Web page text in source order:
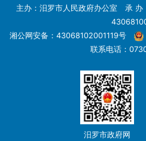
主办：汨罗市人民政府办公室 承 办
湘公网安备：43068102001119号
联系电话：
汨罗市政府网